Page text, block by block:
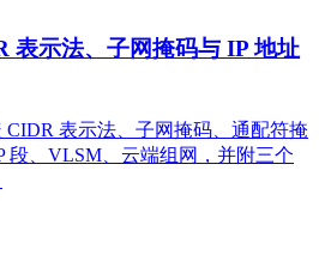
表示法、子网掩码与 IP 地址
表示法、子网掩码、通配符掩
段、VLSM、云端组网，并附三个